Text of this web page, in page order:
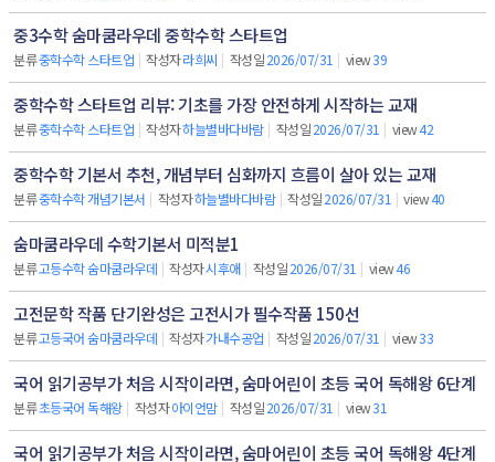
중3수학 숨마쿰라우데 중학수학 스타트업
분류중학수학 스타트업 | 작성자라희씨 | 작성일2026/07/31 | view39
중학수학 스타트업 리뷰: 기초를 가장 안전하게 시작하는 교재
분류중학수학 스타트업 | 작성자하늘별바다바람 | 작성일2026/07/31 | view42
중학수학 기본서 추천, 개념부터 심화까지 흐름이 살아 있는 교재
분류중학수학 개념기본서 | 작성자하늘별바다바람 | 작성일2026/07/31 | view40
숨마쿰라우데 수학기본서 미적분1
분류고등수학 숨마쿰라우데 | 작성자시후애 | 작성일2026/07/31 | view46
고전문학 작품 단기완성은 고전시가 필수작품 150선
분류고등국어 숨마쿰라우데 | 작성자가내수공업 | 작성일2026/07/31 | view33
국어 읽기공부가 처음 시작이라면, 숨마어린이 초등 국어 독해왕 6단계
분류초등국어 독해왕 | 작성자아이언맘 | 작성일2026/07/31 | view31
국어 읽기공부가 처음 시작이라면, 숨마어린이 초등 국어 독해왕 4단계